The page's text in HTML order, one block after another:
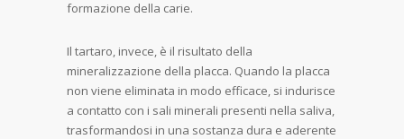
formazione della carie.
Il tartaro, invece, è il risultato della
mineralizzazione della placca. Quando la placca
non viene eliminata in modo efficace, si indurisce
a contatto con i sali minerali presenti nella saliva,
trasformandosi in una sostanza dura e aderente